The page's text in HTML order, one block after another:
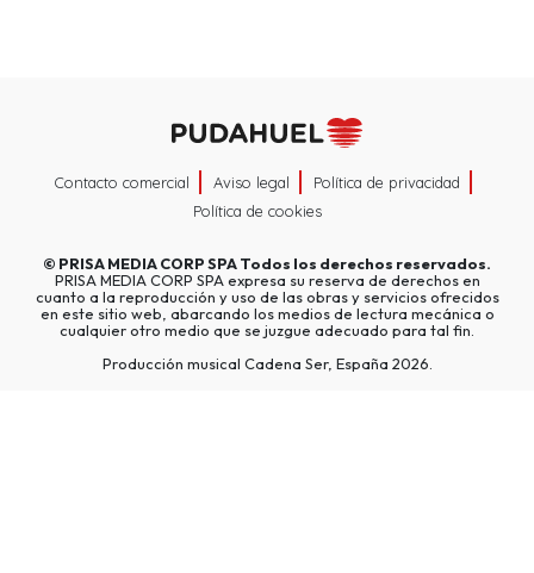
Contacto comercial Aviso legal
Política de privacidad
Política de cookies
© PRISA MEDIA CORP SPATodos los derechos reservados.
PRISA MEDIA CORP SPA expresa su reserva de derechos en
cuanto a la reproducción y uso de las obras y servicios ofrecidos
en este sitio web, abarcando los medios de lectura mecánica o
cualquier otro medio que se juzgue adecuado para tal fin.
Producción musical Cadena Ser, España 2026.